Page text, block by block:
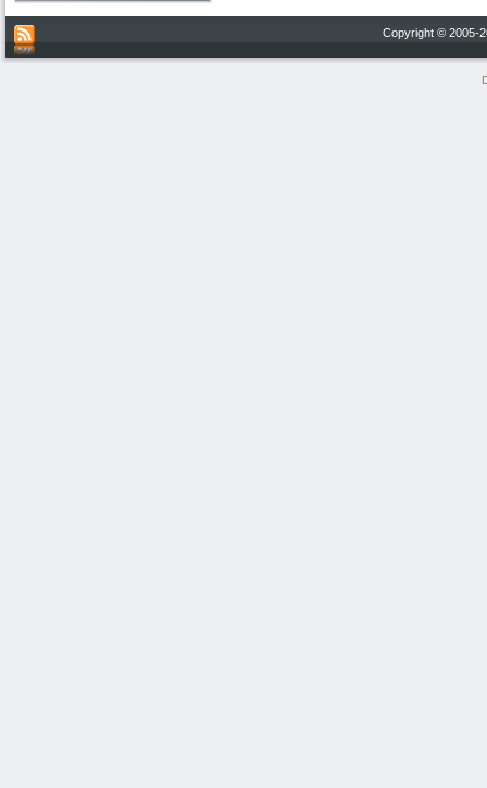
Copyright © 2005-